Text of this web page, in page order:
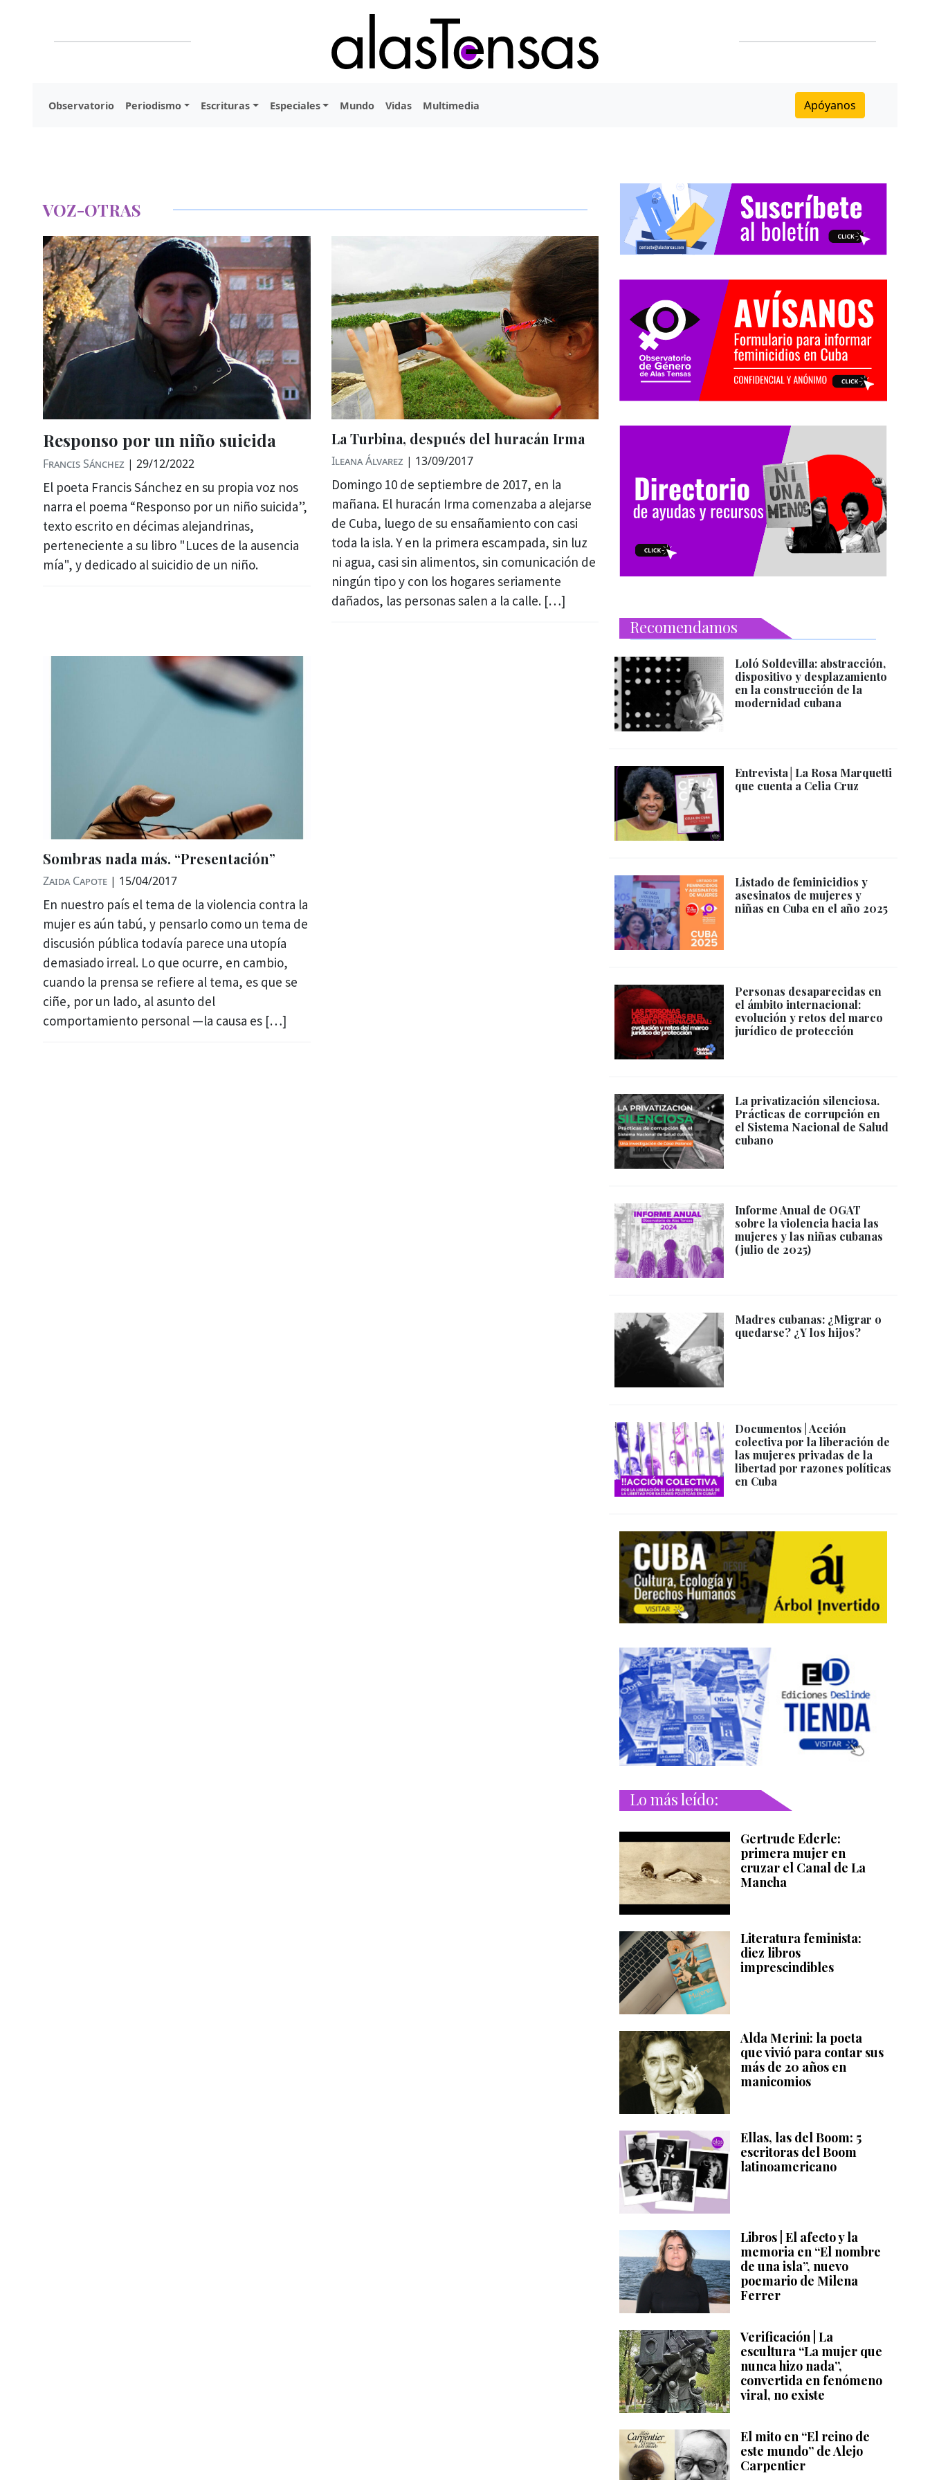
Observatorio Periodismo Escrituras Especiales Mundo Vidas Multimedia Apóyanos
VOZ-OTRAS
Responso por un niño suicida
Francis Sánchez | 29/12/2022
El poeta Francis Sánchez en su propia voz nos
narra el poema “Responso por un niño suicida”,
texto escrito en décimas alejandrinas,
perteneciente a su libro "Luces de la ausencia
mía", y dedicado al suicidio de un niño.
La Turbina, después del huracán Irma
Ileana Álvarez | 13/09/2017
Domingo 10 de septiembre de 2017, en la
mañana. El huracán Irma comenzaba a alejarse
de Cuba, luego de su ensañamiento con casi
toda la isla. Y en la primera escampada, sin luz
ni agua, casi sin alimentos, sin comunicación de
ningún tipo y con los hogares seriamente
dañados, las personas salen a la calle. […]
Sombras nada más. “Presentación”
Zaida Capote | 15/04/2017
En nuestro país el tema de la violencia contra la
mujer es aún tabú, y pensarlo como un tema de
discusión pública todavía parece una utopía
demasiado irreal. Lo que ocurre, en cambio,
cuando la prensa se refiere al tema, es que se
ciñe, por un lado, al asunto del
comportamiento personal —la causa es […]
Recomendamos
Loló Soldevilla: abstracción,
dispositivo y desplazamiento
en la construcción de la
modernidad cubana
Entrevista│La Rosa Marquetti
que cuenta a Celia Cruz
Listado de feminicidios y
asesinatos de mujeres y
niñas en Cuba en el año 2025
Personas desaparecidas en
el ámbito internacional:
evolución y retos del marco
jurídico de protección
La privatización silenciosa.
Prácticas de corrupción en
el Sistema Nacional de Salud
cubano
Informe Anual de OGAT
sobre la violencia hacia las
mujeres y las niñas cubanas
(julio de 2025)
Madres cubanas: ¿Migrar o
quedarse? ¿Y los hijos?
Documentos | Acción
colectiva por la liberación de
las mujeres privadas de la
libertad por razones políticas
en Cuba
Lo más leído:
Gertrude Ederle:
primera mujer en
cruzar el Canal de La
Mancha
Literatura feminista:
diez libros
imprescindibles
Alda Merini: la poeta
que vivió para contar sus
más de 20 años en
manicomios
Ellas, las del Boom: 5
escritoras del Boom
latinoamericano
Libros | El afecto y la
memoria en “El nombre
de una isla”, nuevo
poemario de Milena
Ferrer
Verificación | La
escultura “La mujer que
nunca hizo nada”,
convertida en fenómeno
viral, no existe
El mito en “El reino de
este mundo” de Alejo
Carpentier